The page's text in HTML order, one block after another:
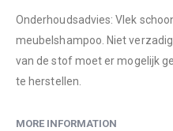
Onderhoudsadvies: Vlek
meubelshampoo. Niet
van de stof moet er mogelijk
te herstellen.
MORE INFORMATION